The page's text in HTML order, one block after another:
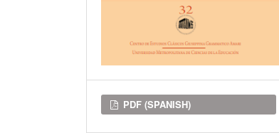
Downloads
PDF (SPANISH)